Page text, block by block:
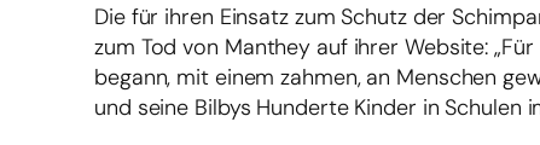
Die für ihren Einsatz zum Schutz der
zum Tod von Manthey auf ihrer Website:
begann, mit einem zahmen, an Menschen
und seine Bilbys Hunderte Kinder in Schulen